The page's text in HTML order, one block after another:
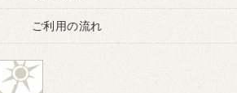
ご利用の流れ